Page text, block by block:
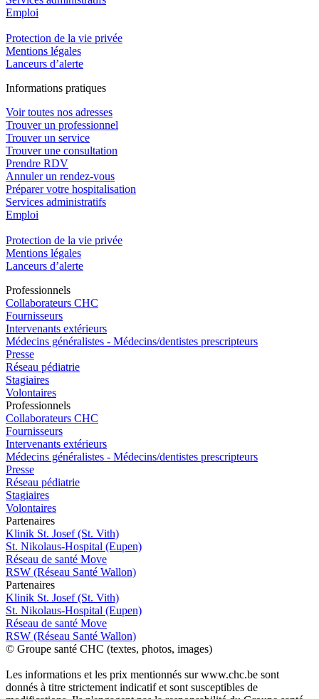
Emploi​
Protection de la vie privée
Mentions légales
Lanceurs d’alerte
Informations pratiques
Voir toutes nos adresses
Trouver un professionnel
Trouver un service
Trouver une consultation
Prendre RDV
Annuler un rendez-vous
Préparer votre hospitalisation
Services administratifs
Emploi​
Protection de la vie privée
Mentions légales
Lanceurs d’alerte
Professionnels
Collaborateurs CHC
Fournisseurs
Intervenants extérieurs
Médecins généralistes - Médecins/dentistes prescripteurs
Presse
Réseau pédiatrie
Stagiaires
Volontaires
Professionnels
Collaborateurs CHC
Fournisseurs
Intervenants extérieurs
Médecins généralistes - Médecins/dentistes prescripteurs
Presse
Réseau pédiatrie
Stagiaires
Volontaires
Partenaires
Klinik St. Josef (St. Vith)
St. Nikolaus-Hospital (Eupen)
Réseau de santé Move
RSW (Réseau Santé Wallon)
Partenaires
Klinik St. Josef (St. Vith)
St. Nikolaus-Hospital (Eupen)
Réseau de santé Move
RSW (Réseau Santé Wallon)
© Groupe santé CHC (textes, photos, images)
Les informations et les prix mentionnés sur www.chc.be sont
donnés à titre strictement indicatif et sont susceptibles de